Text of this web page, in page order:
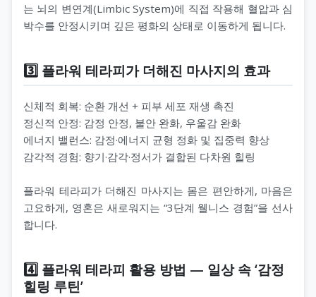
는 뇌의 변연계(Limbic System)에 직접 작용해 혈압과 심
박수를 안정시키며 깊은 평화의 상태로 이동하게 됩니다.
3️⃣ 플라워 테라피가 더해진 마사지의 효과
신체적 회복: 순환 개선 + 피부 세포 재생 촉진
정신적 안정: 감정 안정, 불안 완화, 우울감 완화
에너지 밸런스: 감정·에너지 균형 정화 및 집중력 향상
감각적 경험: 향기·감각·정서가 결합된 다차원 힐링
플라워 테라피가 더해진 마사지는 몸은 편안하게, 마음은
고요하게, 영혼은 새로워지는 “3단계 웰니스 경험”을 선사
합니다.
4️⃣ 플라워 테라피 활용 방법 — 일상 속 ‘감정
힐링 루틴’